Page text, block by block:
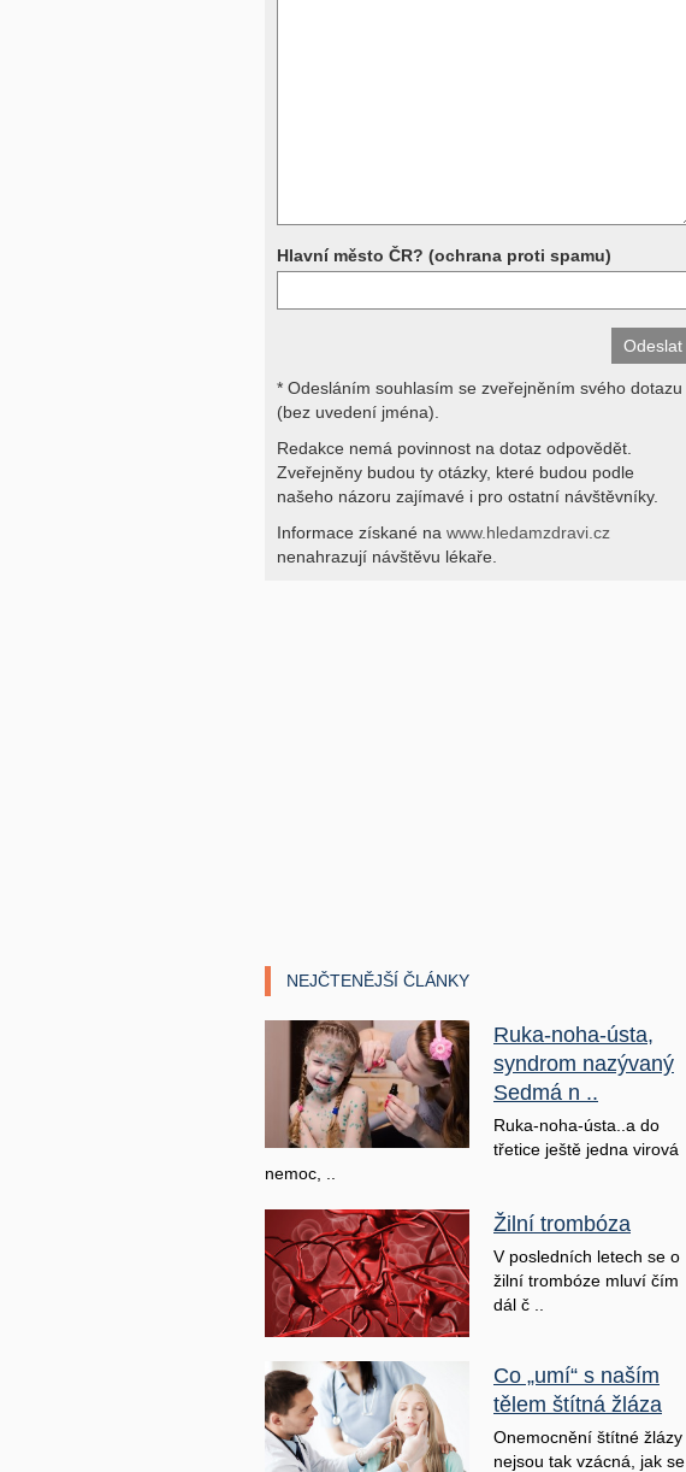
Děkujeme za pochopení
Hlavní město ČR? (ochrana proti spamu)
* Odesláním souhlasím se zveřejněním svého dotazu
(bez uvedení jména).
Redakce nemá povinnost na dotaz odpovědět.
Zveřejněny budou ty otázky, které budou podle
našeho názoru zajímavé i pro ostatní návštěvníky.
Informace získané na www.hledamzdravi.cz
nenahrazují návštěvu lékaře.
NEJČTENĚJŠÍ ČLÁNKY
Ruka-noha-ústa,
syndrom nazývaný
Sedmá n ..
Ruka-noha-ústa..a do
třetice ještě jedna virová
nemoc, ..
Žilní trombóza
V posledních letech se o
žilní trombóze mluví čím
dál č ..
Co „umí“ s naším
tělem štítná žláza
Onemocnění štítné žlázy
nejsou tak vzácná, jak se